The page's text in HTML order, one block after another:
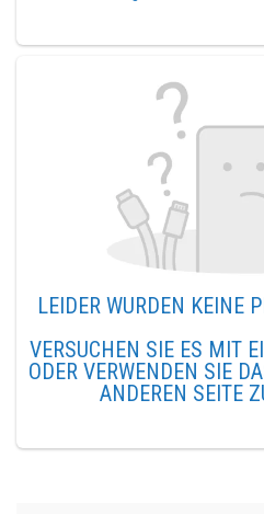
LEIDER WURDEN KEINE
VERSUCHEN SIE ES MIT
ODER VERWENDEN SIE
ANDEREN SEITE